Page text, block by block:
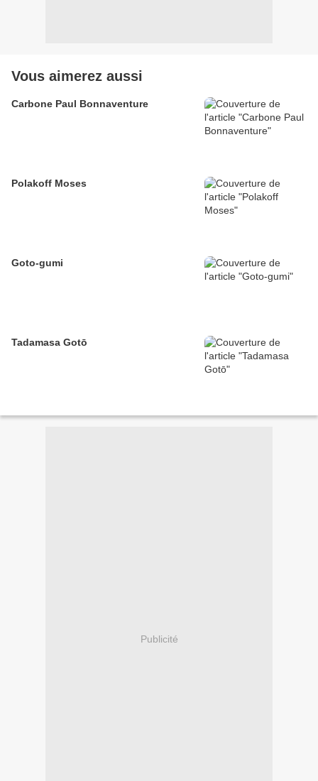
Vous aimerez aussi
Carbone Paul Bonnaventure
Polakoff Moses
Goto-gumi
Tadamasa Gotō
Publicité